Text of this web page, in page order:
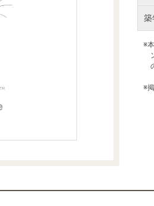
住宅ローンシミュレーション
築
※
※